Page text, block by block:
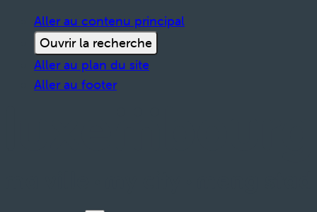
Aller au contenu principal
Ouvrir la recherche
Aller au plan du site
Aller au footer